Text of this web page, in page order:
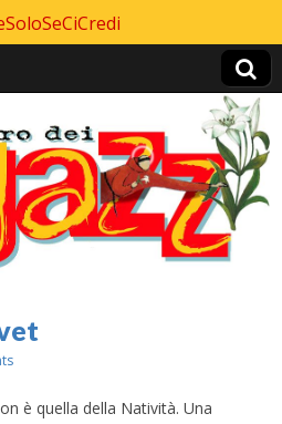
è quella della Natività. Una